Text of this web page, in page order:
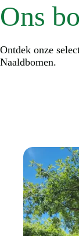
Ons
Ontdek onze
Naaldbomen.